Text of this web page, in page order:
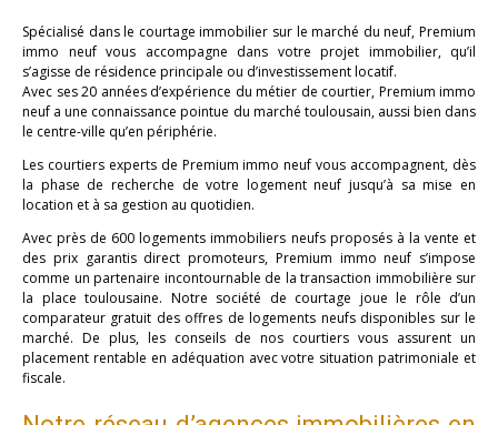
Spécialisé dans le courtage immobilier sur le marché du neuf, Premium
immo neuf vous accompagne dans votre projet immobilier, qu’il
s’agisse de résidence principale ou d’investissement locatif.
Avec ses 20 années d’expérience du métier de courtier, Premium immo
neuf a une connaissance pointue du marché toulousain, aussi bien dans
le centre-ville qu’en périphérie.
Les courtiers experts de Premium immo neuf vous accompagnent, dès
la phase de recherche de votre logement neuf jusqu’à sa mise en
location et à sa gestion au quotidien.
Avec près de 600 logements immobiliers neufs proposés à la vente et
des prix garantis direct promoteurs, Premium immo neuf s’impose
comme un partenaire incontournable de la transaction immobilière sur
la place toulousaine. Notre société de courtage joue le rôle d’un
comparateur gratuit des offres de logements neufs disponibles sur le
marché. De plus, les conseils de nos courtiers vous assurent un
placement rentable en adéquation avec votre situation patrimoniale et
fiscale.